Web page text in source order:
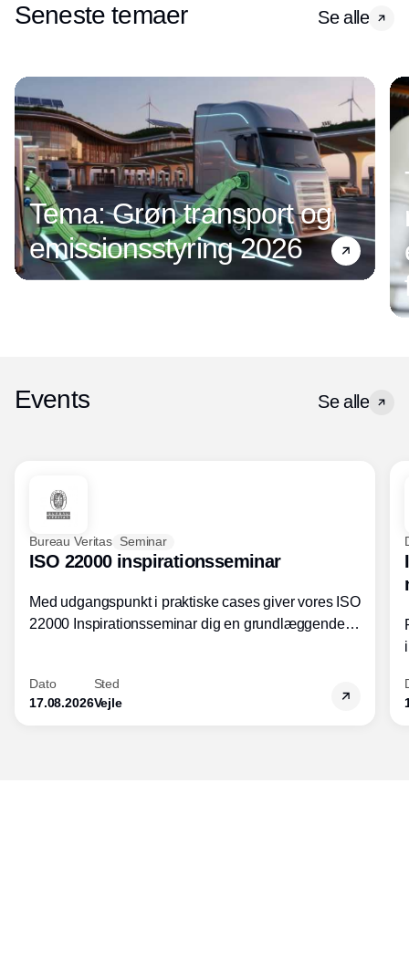
Seneste temaer Se alle
Tema: Grøn transport og
emissionsstyring 2026
Events Se alle
Bureau Veritas Seminar
ISO 22000 inspirationsseminar
Med udgangspunkt i praktiske cases giver vores ISO
22000 Inspirationsseminar dig en grundlæggende
fødevarestandardens integration med andre
standarder.
Dato
17.08.2026
Sted
Vejle